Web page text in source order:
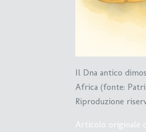
Il Dna antico
Africa (fonte:
Riproduzione
Articolo originale